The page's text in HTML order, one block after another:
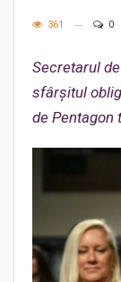
361 0
Secretarul
sfârșitul
de Pentagon